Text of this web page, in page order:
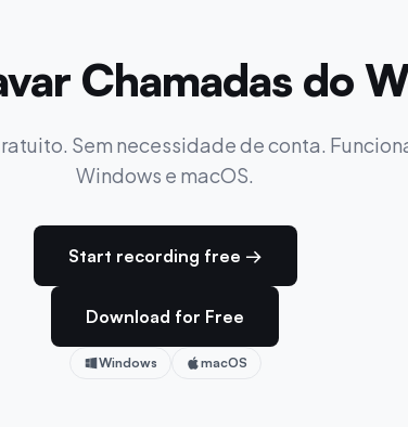
Chamadas do
Sem necessidade de conta.
Windows e macOS.
Start recording free →
Download for Free
Windows macOS